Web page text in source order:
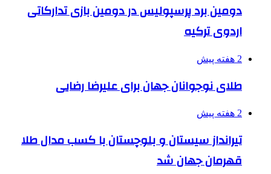
دومین برد پرسپولیس در دومین بازی تدارکاتی
اردوی ترکیه
2 هفته پیش
طلای نوجوانان جهان برای علیرضا رضایی
2 هفته پیش
تیرانداز سیستان و بلوچستان با کسب مدال طلا
قهرمان جهان شد